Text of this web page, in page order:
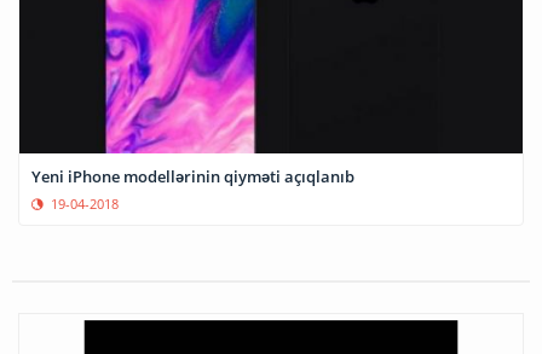
Yeni iPhone modellərinin qiyməti açıqlanıb
19-04-2018